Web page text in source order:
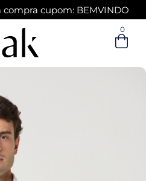
ou cpf/cnpj
conta
acima de R$ 399,00
0